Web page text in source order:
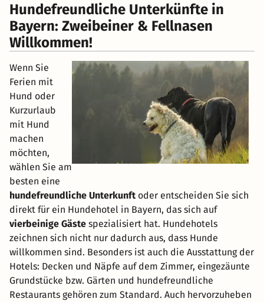
Hundefreundliche Unterkünfte in
Bayern: Zweibeiner & Fellnasen
Willkommen!
Wenn Sie
Ferien mit
Hund oder
Kurzurlaub
mit Hund
machen
möchten,
wählen Sie am
besten eine
hundefreundliche Unterkunft oder entscheiden Sie sich
direkt für ein Hundehotel in Bayern, das sich auf
vierbeinige Gäste spezialisiert hat. Hundehotels
zeichnen sich nicht nur dadurch aus, dass Hunde
willkommen sind. Besonders ist auch die Ausstattung der
Hotels: Decken und Näpfe auf dem Zimmer, eingezäunte
Grundstücke bzw. Gärten und hundefreundliche
Restaurants gehören zum Standard. Auch hervorzuheben